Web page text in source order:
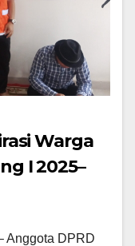
Warga
I 2025–
Anggota DPRD